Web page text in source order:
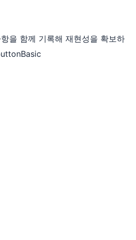
을 함께 기록해 재현성을 확보하